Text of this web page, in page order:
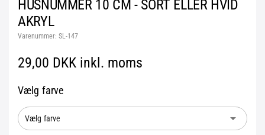
HUSNUMMER 10 CM - SORT ELLER HVID
AKRYL
Varenummer: SL-147
29,00 DKK inkl. moms
Vælg farve
Vælg farve arrow_drop_down